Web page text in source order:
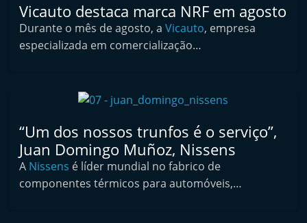
r
k
A
t
o
m
Vicauto destaca marca NRF em agosto
Durante o mês de agosto, aVicauto, empresa
especializada em comercialização…
“Um dos nossos trunfos é o serviço”,
Juan Domingo Muñoz, Nissens
A Nissens é líder mundial no fabrico de
componentes térmicos para automóveis,…